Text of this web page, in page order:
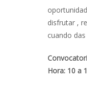
disfrutar ,
cuando
Hora: 10 a